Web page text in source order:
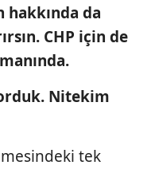
hakkında da
CHP için de
Nitekim
tek